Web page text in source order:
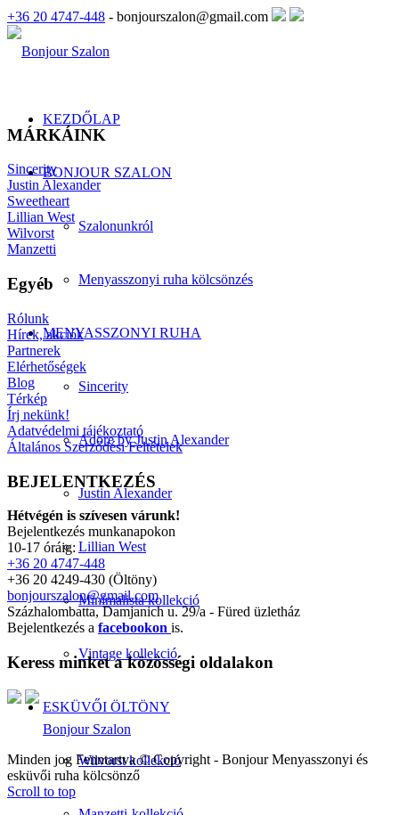
+36 20 4747-448 - bonjourszalon@gmail.com
KEZDŐLAP
BONJOUR SZALON
Szalonunkról
Menyasszonyi ruha kölcsönzés
MENYASSZONYI RUHA
Sincerity
Adore by Justin Alexander
Justin Alexander
Lillian West
Minimalista kollekció
Vintage kollekció
ESKÜVŐI ÖLTÖNY
Wilvorst kollekció
MÁRKÁINK
Sincerity
Justin Alexander
Sweetheart
Lillian West
Wilvorst
Manzetti
Egyéb
Rólunk
Hírek, akciók
Partnerek
Elérhetőségek
Blog
Térkép
Írj nekünk!
Adatvédelmi tájékoztató
Általános Szerződési Feltételek
BEJELENTKEZÉS
Hétvégén is szívesen várunk!
Bejelentkezés munkanapokon
10-17 óráig:
+36 20 4747-448
+36 20 4249-430 (Öltöny)
bonjourszalon@gmail.com
Százhalombatta, Damjanich u. 29/a - Füred üzletház
Bejelentkezés a facebookon is.
Keress minket a közösségi oldalakon
Bonjour Szalon
Minden jog Fenntartva © Copyright - Bonjour Menyasszonyi és
esküvői ruha kölcsönző
Scroll to top